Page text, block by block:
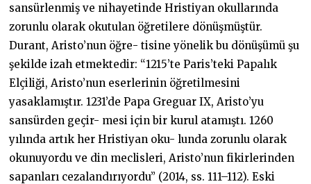
sansürlenmiş ve nihayetinde Hristiyan okullarında
zorunlu olarak okutulan öğretilere dönüşmüştür.
Durant, Aristo’nun öğre- tisine yönelik bu dönüşümü şu
şekilde izah etmektedir: “1215’te Paris’teki Papalık
Elçiliği, Aristo’nun eserlerinin öğretilmesini
yasaklamıştır. 1231’de Papa Greguar IX, Aristo’yu
sansürden geçir- mesi için bir kurul atamıştı. 1260
yılında artık her Hristiyan oku- lunda zorunlu olarak
okunuyordu ve din meclisleri, Aristo’nun fikirlerinden
sapanları cezalandırıyordu” (2014, ss. 111–112). Eski